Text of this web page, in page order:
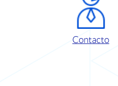
Contacto